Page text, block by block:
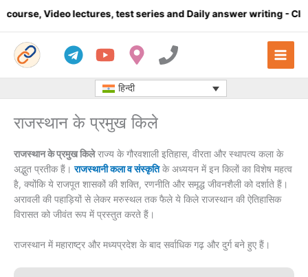
test series and Daily answer writing- Click here
हिन्दी
राजस्थान के प्रमुख किले
राजस्थान के प्रमुख किलेराज्य के गौरवशाली इतिहास, वीरता और स्थापत्य कला के
अद्भुत प्रतीक हैं।राजस्थानी कला व संस्कृतिके अध्ययन में इन किलों का विशेष महत्व
है, क्योंकि ये राजपूत शासकों की शक्ति, रणनीति और समृद्ध जीवनशैली को दर्शाते हैं।
अरावली की पहाड़ियों से लेकर मरुस्थल तक फैले ये किले राजस्थान की ऐतिहासिक
विरासत को जीवंत रूप में प्रस्तुत करते हैं।
राजस्थान में महाराष्ट्र और मध्यप्रदेश के बाद सर्वाधिक गढ़ और दुर्ग बने हुए हैं।